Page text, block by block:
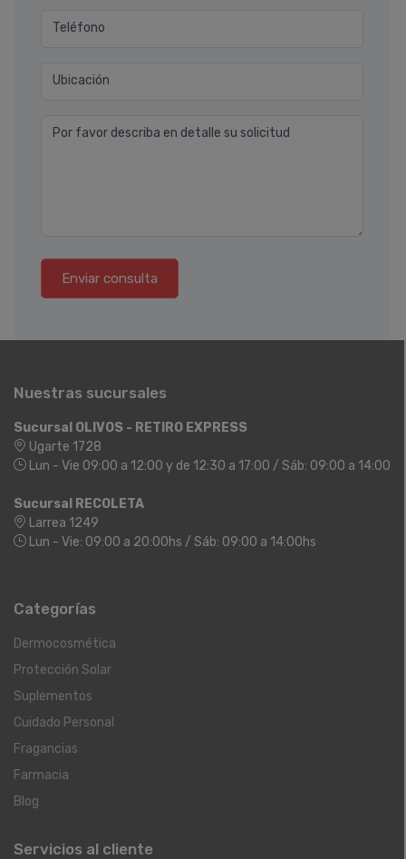
Teléfono
Ubicación
Por favor describa en detalle su solicitud
Enviar consulta
Nuestras sucursales
Sucursal OLIVOS - RETIRO EXPRESS
Ugarte 1728
Lun - Vie 09:00 a 12:00 y de 12:30 a 17:00 / Sáb: 09:00 a 14:00
Sucursal RECOLETA
Larrea 1249
Lun - Vie: 09:00 a 20:00hs / Sáb: 09:00 a 14:00hs
Categorías
Dermocosmética
Protección Solar
Suplementos
Cuidado Personal
Fragancias
Farmacia
Blog
Servicios al cliente